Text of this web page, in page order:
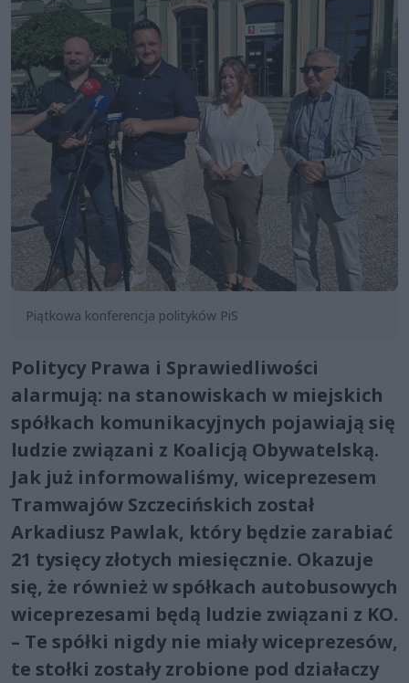
Piątkowa konferencja polityków PiS
Politycy Prawa i Sprawiedliwości
alarmują: na stanowiskach w miejskich
spółkach komunikacyjnych pojawiają się
ludzie związani z Koalicją Obywatelską.
Jak już informowaliśmy, wiceprezesem
Tramwajów Szczecińskich został
Arkadiusz Pawlak, który będzie zarabiać
21 tysięcy złotych miesięcznie. Okazuje
się, że również w spółkach autobusowych
wiceprezesami będą ludzie związani z KO.
– Te spółki nigdy nie miały wiceprezesów,
te stołki zostały zrobione pod działaczy